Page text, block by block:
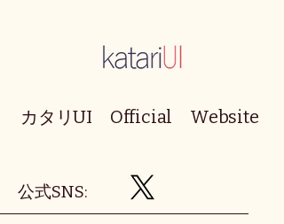
カタリUI Official Website
​公式SNS: